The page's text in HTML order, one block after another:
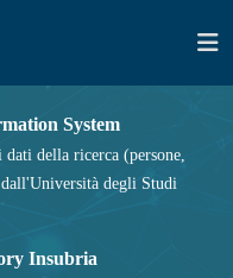
System
della ricerca (persone,
degli Studi
Insubria